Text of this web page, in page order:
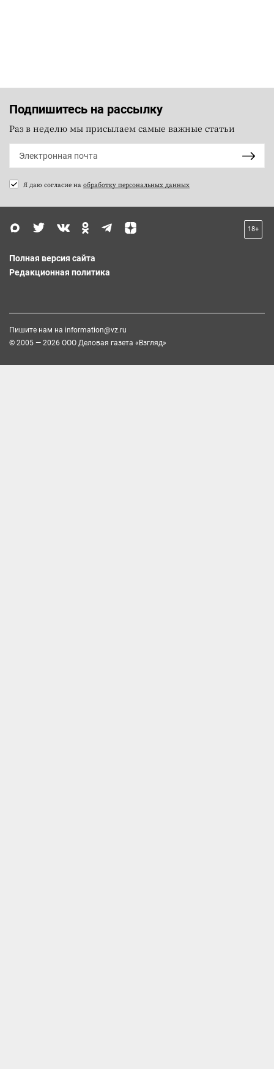
Подпишитесь на рассылку
Раз в неделю мы присылаем самые важные статьи
Я даю согласие на обработку персональных данных
18+
Полная версия сайта
Редакционная политика
Пишите нам на information@vz.ru
© 2005 — 2026 ООО Деловая газета «Взгляд»